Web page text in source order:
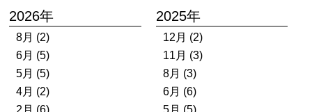
2026年
8月 (2)
6月 (5)
5月 (5)
4月 (2)
2月 (6)
2025年
12月 (2)
11月 (3)
8月 (3)
6月 (6)
5月 (5)